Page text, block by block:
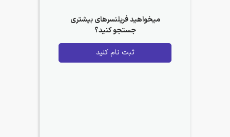
میخواهید فریلنسرهای بیشتری
جستجو کنید؟
ثبت نام کنید